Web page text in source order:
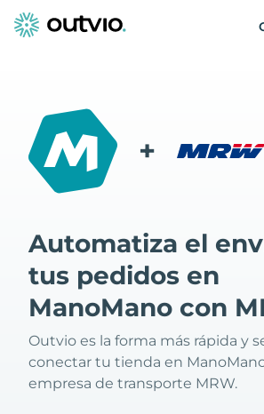
+
Automatiza el
tus pedidos en
ManoMano con
Outvio es la forma más rápida y
conectar tu tienda en
empresa de transporte MRW.